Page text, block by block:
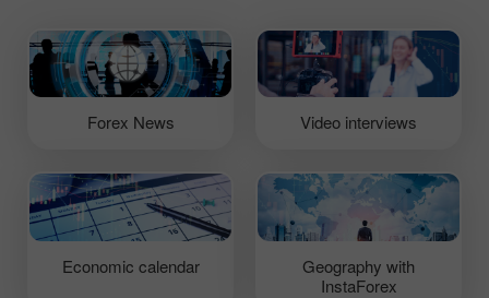
Forex News Video interviews
Economic calendar
Geography with
InstaForex